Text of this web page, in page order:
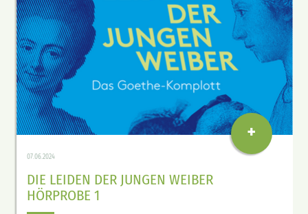
07.06.2024
DIE LEIDEN DER JUNGEN WEIBER
HÖRPROBE 1
+